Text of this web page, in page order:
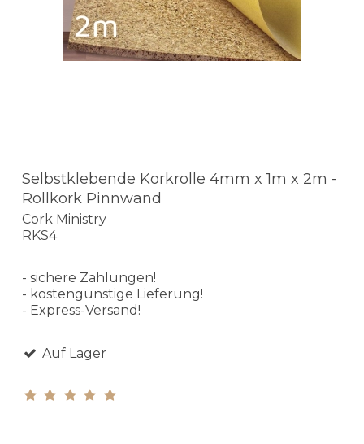
Selbstklebende Korkrolle 4mm x 1m x 2m -
Rollkork Pinnwand
Cork Ministry
RKS4
- sichere Zahlungen!
- kostengünstige Lieferung!
- Express-Versand!
Auf Lager